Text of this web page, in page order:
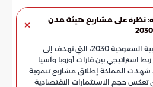
نظرة على مشاريع هيئة مدن
في سياق رؤية المملكة العربية السعودية 2030، التي تهدف إلى
استراتيجي بين قارات أوروبا وآسيا
المملكة إطلاق مشاريع تنموية
تعكس حجم الاستثمارات الاقتصادية